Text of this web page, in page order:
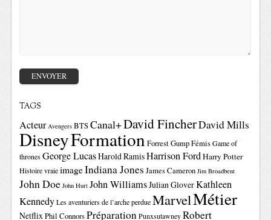
TAGS
Acteur Avengers BTSCanal+David FincherDavid Mills
DisneyFormationForrest GumpFémis Game of
thrones George LucasHarold RamisHarrison FordHarry Potter
Histoire vraie imageIndiana Jones James Cameron Jim Broadbent
John Doe John Hurt John WilliamsJulian GloverKathleen
Kennedy Les aventuriers de l’arche perdue MarvelMétier
NetflixPhil ConnorsPréparation Punxsutawney Robert